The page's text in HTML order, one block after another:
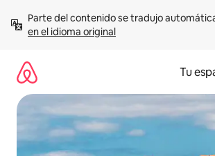
contenido
Parte del contenido se tradujo
en el idioma original
Tu